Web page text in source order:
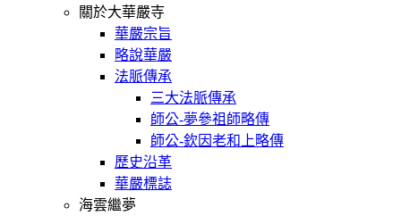
關於大華嚴寺
華嚴宗旨
略說華嚴
法脈傳承
三大法脈傳承
師公-夢參祖師略傳
師公-欽因老和上略傳
歷史沿革
華嚴標誌
海雲繼夢